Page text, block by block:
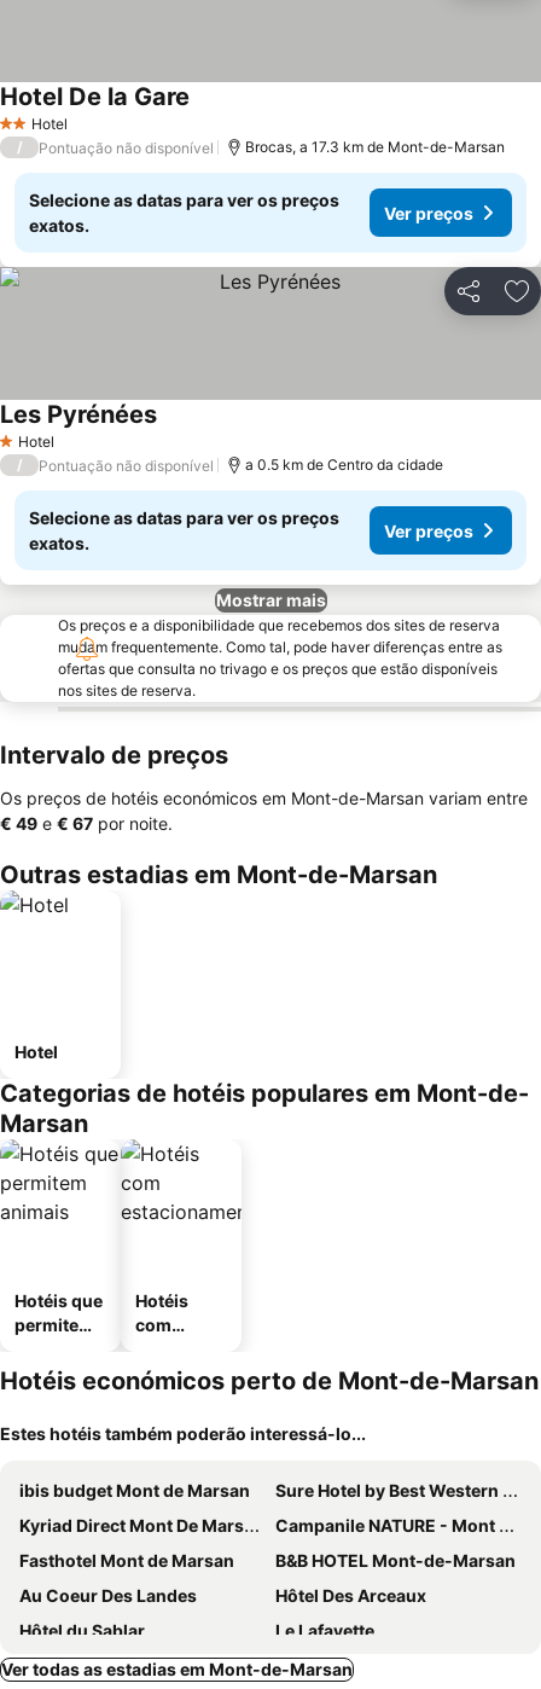
2 Estrelas
Hotel
Hotel De la Gare
/ Pontuação não disponível Brocas, a 17.3 km de Mont-de-Marsan
Selecione as datas para ver os preços
exatos.
Ver preços
Partilhar
1 Estrelas
Hotel
Les PyrénéesVer preços
/ Pontuação não disponível a 0.5 km de Centro da cidade
Selecione as datas para ver os preços
exatos.
Ver preços
Mostrar mais
Os preços e a disponibilidade que recebemos dos sites de reserva
mudam frequentemente. Como tal, pode haver diferenças entre as
ofertas que consulta no trivago e os preços que estão disponíveis
nos sites de reserva.
Intervalo de preços
Os preços de hotéis económicos em Mont-de-Marsan variam entre
‎€ 49 e ‎€ 67 por noite.
Outras estadias em Mont-de-Marsan
Hotel
Categorias de hotéis populares em Mont-de-
Marsan
Hotéis que
permitem
Hotéis
com
mento
Hotéis económicos perto de Mont-de-Marsan
Estes hotéis também poderão interessá-lo...
ibis budget Mont de Marsan
Sure Hotel by Best Western Mont-de-Marsan
Kyriad Direct Mont De Marsan - St Avit
Campanile NATURE - Mont de Marsan
Fasthotel Mont de Marsan
B&B HOTEL Mont-de-Marsan
Au Coeur Des Landes
Hôtel Des Arceaux
Hôtel du Sablar
Le Lafayette
Ver todas as estadias em Mont-de-Marsan